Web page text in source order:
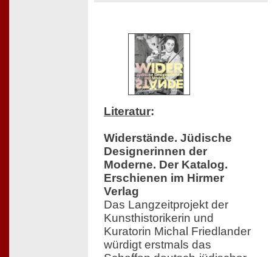
Literatur:
Widerstände. Jüdische
Designerinnen der
Moderne. Der Katalog.
Erschienen im Hirmer
Verlag
Das Langzeitprojekt der
Kunsthistorikerin und
Kuratorin Michal Friedlander
würdigt erstmals das